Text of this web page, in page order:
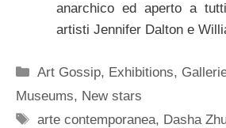
anarchico ed aperto a
artisti Jennifer Dalton e
Categorie
Art Gossip, Exhibitions,
Museums, New stars
Tag
arte contemporanea, Dasha